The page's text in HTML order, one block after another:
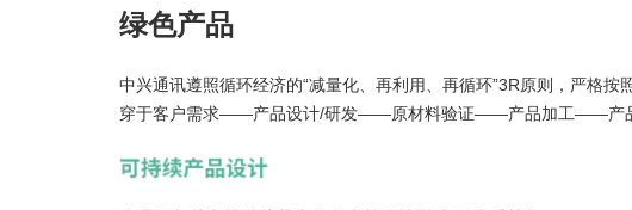
绿色产品
中兴通讯遵照循环经济的“减量化、再利用、再循环”3R原则，严格
穿于客户需求——产品设计/研发——原材料验证——产品加工——产